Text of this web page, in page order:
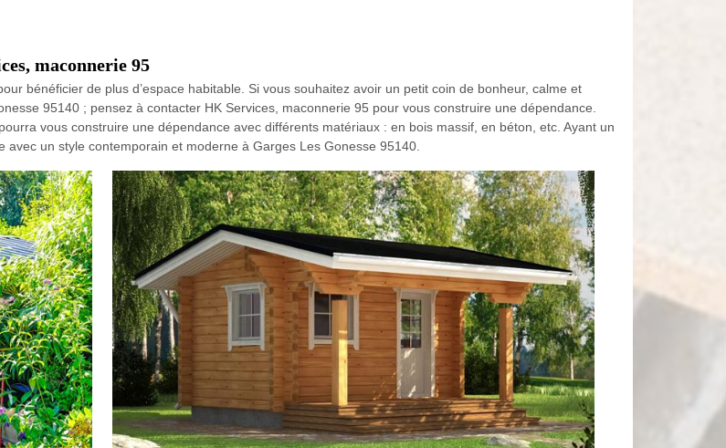
maconnerie 95
bénéficier de plus d’espace habitable. Si vous souhaitez avoir un petit coin de bonheur, calme et
95140 ; pensez à contacter HK Services, maconnerie 95 pour vous construire une dépendance.
vous construire une dépendance avec différents matériaux : en bois massif, en béton, etc. Ayant un
un style contemporain et moderne à Garges Les Gonesse 95140.